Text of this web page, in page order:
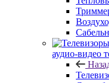
аудио-видео